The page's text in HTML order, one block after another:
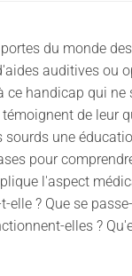
du monde
auditives ou
ce handicap qui
de
une
pour
l'aspect
? Que se
elles ?